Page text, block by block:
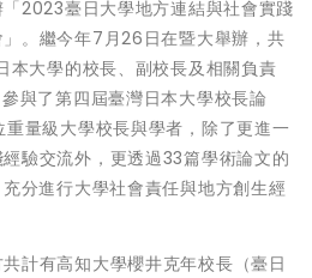
2023臺日大學地方連結與社會實踐
。繼今年7月26日在暨大舉辦，共
本大學的校長、副校長及相關負責
與了第四屆臺灣日本大學校長論
量級大學校長與學者，除了更進一
驗交流外，更透過33篇學術論文的
分進行大學社會責任與地方創生經
計有高知大學櫻井克年校長（臺日